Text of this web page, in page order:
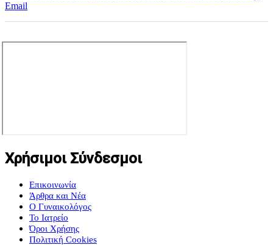
Email
Χρήσιμοι Σύνδεσμοι
Επικοινωνία
Άρθρα και Νέα
Ο Γυναικολόγος
Το Ιατρείο
Όροι Χρήσης
Πολιτική Cookies